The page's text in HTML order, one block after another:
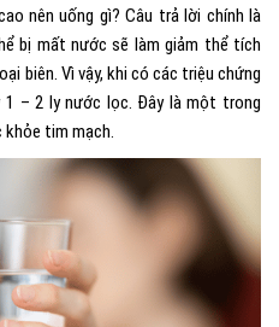
nên uống gì? Câu trả lời chính là
bị mất nước sẽ làm giảm thể tích
biên. Vì vậy, khi có các triệu chứng
1 – 2 ly nước lọc. Đây là một trong
tim mạch.